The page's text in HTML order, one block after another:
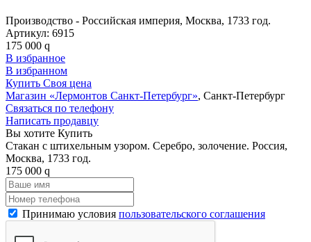
Производство - Российская империя, Москва, 1733 год.
Артикул: 6915
175 000 q
В избранное
В избранном
Купить Своя цена
Магазин «Лермонтов Санкт-Петербург», Санкт-Петербург
Связаться по телефону
Написать продавцу
Вы хотите Купить
Стакан с штихельным узором. Серебро, золочение. Россия,
Москва, 1733 год.
175 000 q
Принимаю условия пользовательского соглашения